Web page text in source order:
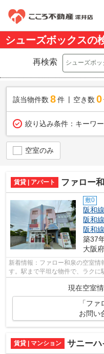
シューズボックスの
再検索
該当物件数 8件 空き数 0
絞り込み条件： キーワ
空室のみ
賃貸 | アパート ファロー
敷0
阪和線
阪和線
阪和線
築37
大阪
新着情報：ファロー和泉の空室
す。駅まで平坦な物件で、ラクに
での距離は300mです。こころ不
現在空室
「フ
お問い
賃貸 | マンション サニー